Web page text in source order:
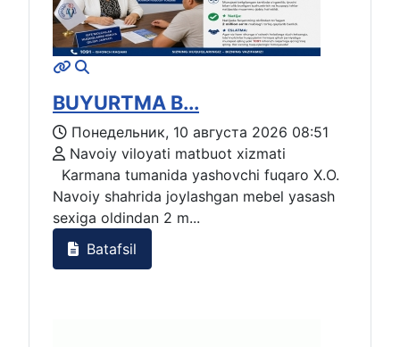
BUYURTMA B...
Понедельник, 10 августа 2026 08:51
Navoiy viloyati matbuot xizmati
Karmana tumanida yashovchi fuqaro X.O.
Navoiy shahrida joylashgan mebel yasash
sexiga oldindan 2 m...
Batafsil